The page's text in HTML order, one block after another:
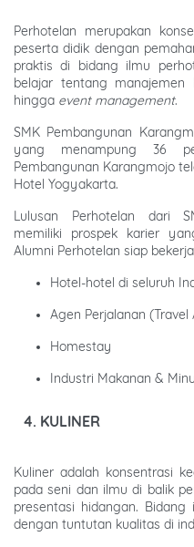
Perhotelan merupakan
peserta didik dengan
praktis di bidang ilmu
belajar tentang
hingga event management.
SMK Pembangunan
yang menampung 36
Pembangunan Karangmojo
Hotel Yogyakarta.
Lulusan Perhotelan dari
memiliki prospek karier
Alumni Perhotelan siap
Hotel-hotel di seluruh
Agen Perjalanan (Travel
Homestay
Industri Makanan &
4. KULINER
Kuliner adalah konsentrasi
pada seni dan ilmu di balik
presentasi hidangan.
dengan tuntutan kualitas di